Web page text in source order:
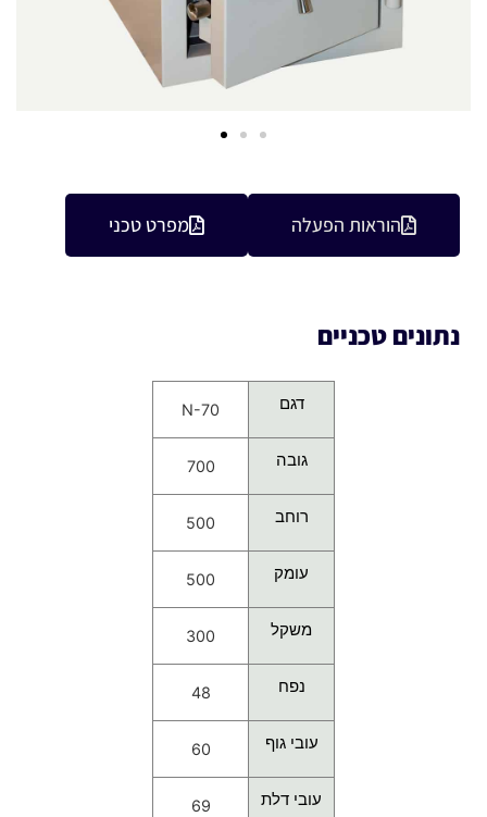
הוראות הפעלה מפרט טכני
נתונים טכניים
דגם N-70
גובה 700
רוחב 500
עומק 500
משקל 300
נפח 48
עובי גוף 60
עובי דלת 69